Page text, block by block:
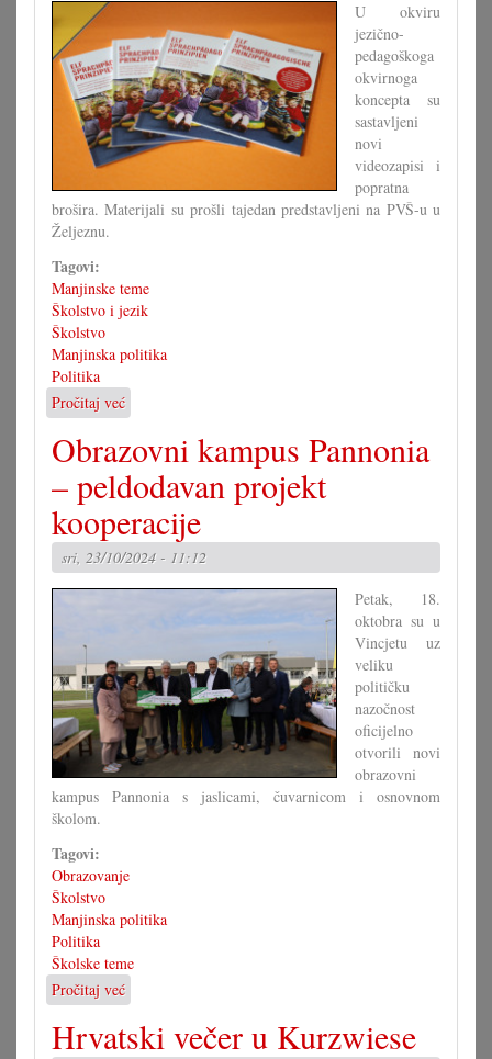
U okviru
jezično-
pedagoškoga
okvirnoga
koncepta su
sastavljeni
novi
videozapisi i
popratna
brošira. Materijali su prošli tajedan predstavljeni na PVŠ-u u
Željeznu.
Tagovi:
Manjinske teme
Školstvo i jezik
Školstvo
Manjinska politika
Politika
Pročitaj već
Kick-
off
za
»Naravno
većjezično«
Obrazovni kampus Pannonia
– peldodavan projekt
kooperacije
sri, 23/10/2024 - 11:12
Petak, 18.
oktobra su u
Vincjetu uz
veliku
političku
nazočnost
oficijelno
otvorili novi
obrazovni
kampus Pannonia s jaslicami, čuvarnicom i osnovnom
školom.
Tagovi:
Obrazovanje
Školstvo
Manjinska politika
Politika
Školske teme
Pročitaj već
Obrazovni
kampus
Hrvatski večer u Kurzwiese